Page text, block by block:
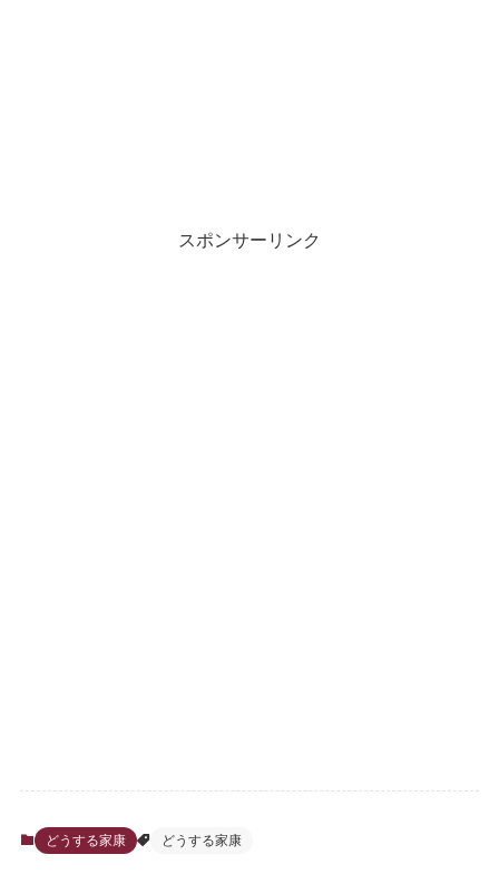
スポンサーリンク
どうする家康 どうする家康